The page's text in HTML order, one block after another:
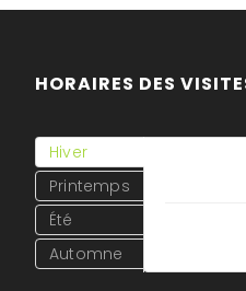
HORAIRES DES
Hiver
Printemps
Été
Automne